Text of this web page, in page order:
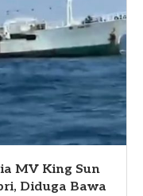
MV King Sun
Diduga Bawa